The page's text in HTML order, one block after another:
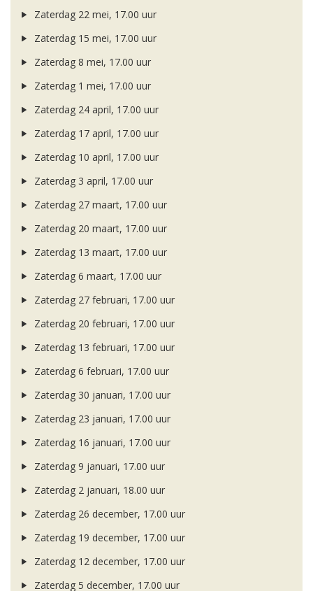
Zaterdag 22 mei, 17.00 uur
Zaterdag 15 mei, 17.00 uur
Zaterdag 8 mei, 17.00 uur
Zaterdag 1 mei, 17.00 uur
Zaterdag 24 april, 17.00 uur
Zaterdag 17 april, 17.00 uur
Zaterdag 10 april, 17.00 uur
Zaterdag 3 april, 17.00 uur
Zaterdag 27 maart, 17.00 uur
Zaterdag 20 maart, 17.00 uur
Zaterdag 13 maart, 17.00 uur
Zaterdag 6 maart, 17.00 uur
Zaterdag 27 februari, 17.00 uur
Zaterdag 20 februari, 17.00 uur
Zaterdag 13 februari, 17.00 uur
Zaterdag 6 februari, 17.00 uur
Zaterdag 30 januari, 17.00 uur
Zaterdag 23 januari, 17.00 uur
Zaterdag 16 januari, 17.00 uur
Zaterdag 9 januari, 17.00 uur
Zaterdag 2 januari, 18.00 uur
Zaterdag 26 december, 17.00 uur
Zaterdag 19 december, 17.00 uur
Zaterdag 12 december, 17.00 uur
Zaterdag 5 december, 17.00 uur